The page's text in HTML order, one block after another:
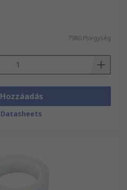
7980 Ft/egység
Hozzáadás
Datasheets